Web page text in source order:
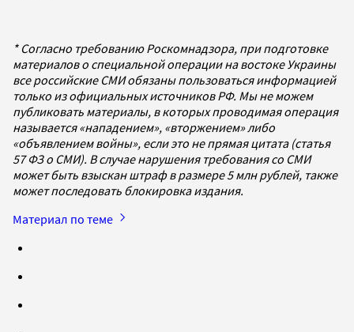
* Согласно требованию Роскомнадзора, при подготовке
материалов о специальной операции на востоке Украины
все российские СМИ обязаны пользоваться информацией
только из официальных источников РФ. Мы не можем
публиковать материалы, в которых проводимая операция
называется «нападением», «вторжением» либо
«объявлением войны», если это не прямая цитата (статья
57 ФЗ о СМИ). В случае нарушения требования со СМИ
может быть взыскан штраф в размере 5 млн рублей, также
может последовать блокировка издания.
Материал по теме